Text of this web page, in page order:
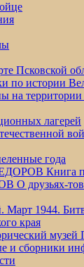
Псковской
по истории
на
лагерей
года
Книга
друзьях-
Март 1944.
края
музей
и сборники